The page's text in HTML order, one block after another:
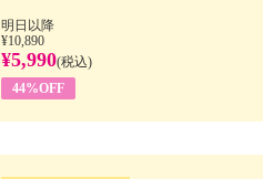
明日以降
¥10,890
¥5,990(税込)
44%OFF